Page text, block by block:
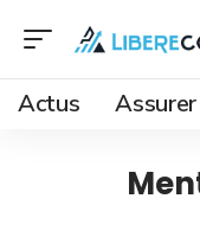
Actus Assurer